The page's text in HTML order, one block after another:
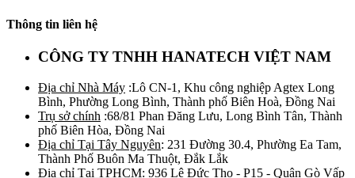
Thông tin liên hệ
CÔNG TY TNHH HANATECH VIỆT NAM
Địa chỉ Nhà Máy :Lô CN-1, Khu công nghiệp Agtex Long
Bình, Phường Long Bình, Thành phố Biên Hoà, Đồng Nai
Trụ sở chính :68/81 Phan Đăng Lưu, Long Bình Tân, Thành
phố Biên Hòa, Đồng Nai
Địa chỉ Tại Tây Nguyên: 231 Đường 30.4, Phường Ea Tam,
Thành Phố Buôn Ma Thuột, Đắk Lắk
Địa chỉ Tại TPHCM: 936 Lê Đức Thọ - P15 - Quận Gò Vấp